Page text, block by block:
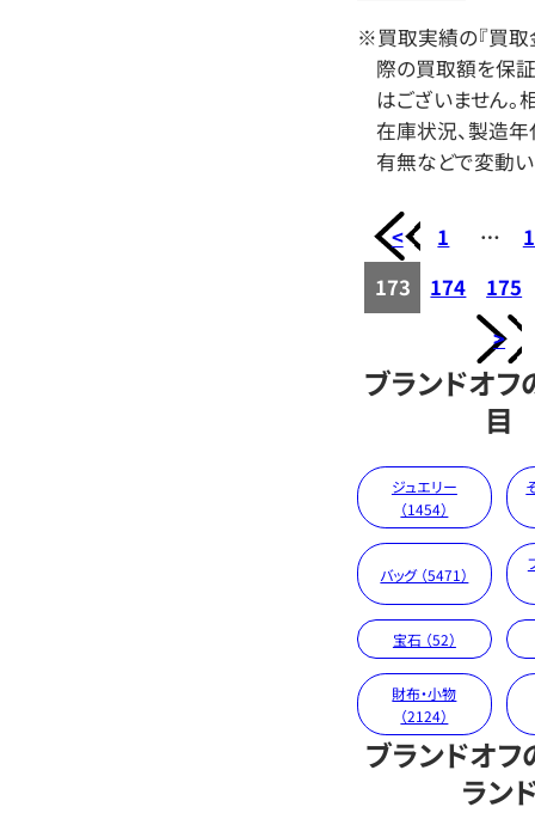
※買取実績の『買取
際の買取額を保
はございません。
在庫状況、製造年
有無などで変動い
< 1 …
173
174
175
>
ブランドオ
目
ジュエリー
（1454）
バッグ （5471）
宝石 （52）
財布・小物
（2124）
ブランドオ
ラン